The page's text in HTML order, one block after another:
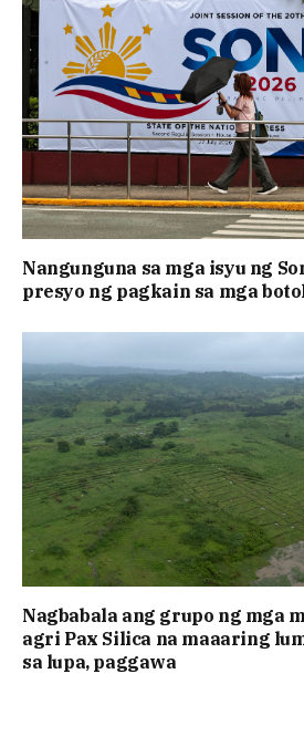
Nangunguna sa mga isyu ng
presyo ng pagkain sa mga
Nagbabala ang grupo ng mga
agri Pax Silica na maaaring
sa lupa, paggawa